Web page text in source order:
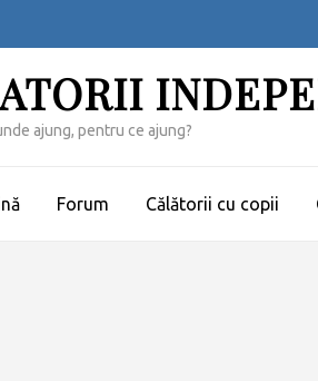
ajung, pentru ce ajung?
Forum Călătorii cu copii